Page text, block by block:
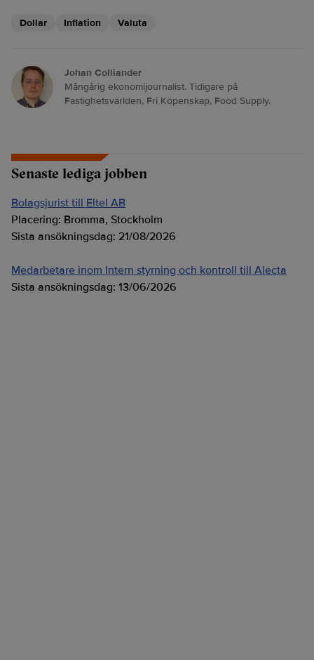
Dollar Inflation Valuta
Johan Colliander
Mångårig ekonomijournalist. Tidigare på
Fastighetsvärlden, Fri Köpenskap, Food Supply.
Senaste lediga jobben
Bolagsjurist till Eltel AB
Placering: Bromma, Stockholm
Sista ansökningsdag: 21/08/2026
Medarbetare inom Intern styrning och kontroll till Alecta
Sista ansökningsdag: 13/06/2026